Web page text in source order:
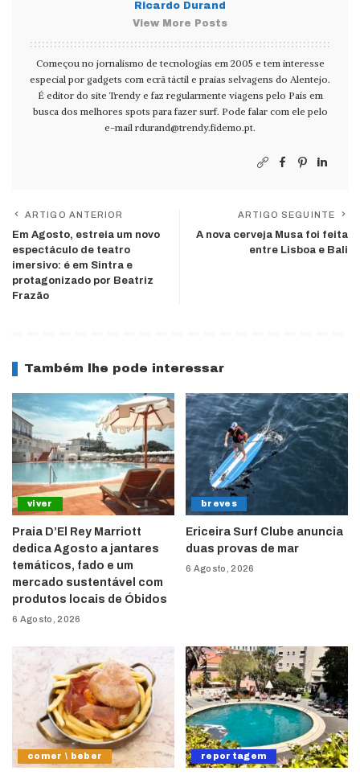
Ricardo Durand
View More Posts
Começou no jornalismo de tecnologias em 2005 e tem interesse
especial por gadgets com ecrã táctil e praias selvagens do Alentejo.
É editor do site Trendy e faz regularmente viagens pelo País em
busca dos melhores spots para fazer surf. Pode falar com ele pelo
e-mail rdurand@trendy.fidemo.pt.
ARTIGO ANTERIOR
Em Agosto, estreia um novo
espectáculo de teatro
imersivo: é em Sintra e
protagonizado por Beatriz
Frazão
ARTIGO SEGUINTE
A nova cerveja Musa foi feita
entre Lisboa e Bali
Também lhe pode interessar
viver
Praia D’El Rey Marriott
dedica Agosto a jantares
temáticos, fado e um
mercado sustentável com
produtos locais de Óbidos
6 Agosto, 2026
breves
Ericeira Surf Clube anuncia
duas provas de mar
6 Agosto, 2026
comer \ beber reportagem